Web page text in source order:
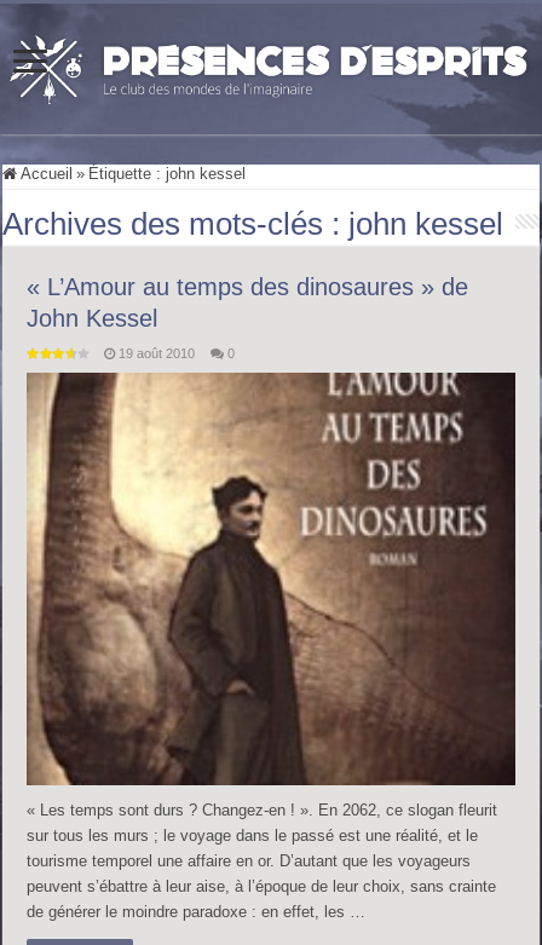
Accueil » Étiquette : john kessel
Archives des mots-clés : john kessel
« L’Amour au temps des dinosaures » de
John Kessel
19 août 2010 0
« Les temps sont durs ? Changez-en ! ». En 2062, ce slogan fleurit
sur tous les murs ; le voyage dans le passé est une réalité, et le
tourisme temporel une affaire en or. D’autant que les voyageurs
peuvent s’ébattre à leur aise, à l’époque de leur choix, sans crainte
de générer le moindre paradoxe : en effet, les …